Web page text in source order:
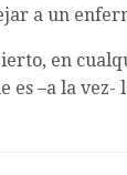
a un
en
es –a la